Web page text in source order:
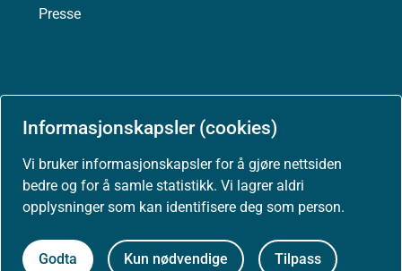
Informasjonskapsler (cookies)
Vi bruker informasjonskapsler for å gjøre nettsiden
bedre og for å samle statistikk. Vi lagrer aldri
opplysninger som kan identifisere deg som person.
Godta Kun nødvendige Tilpass
Presse
Tilgjengelighetserklæring (uustatus.no)
Besøksstatistikk og informasjonskapsler